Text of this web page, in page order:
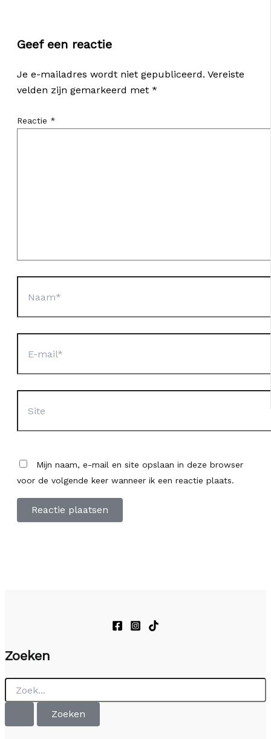
Geef een reactie
Je e-mailadres wordt niet gepubliceerd. Vereiste
velden zijn gemarkeerd met *
Reactie *
mail*
Mijn naam, e-mail en site opslaan in deze browser
voor de volgende keer wanneer ik een reactie plaats.
Zoeken
Zoek
naar: